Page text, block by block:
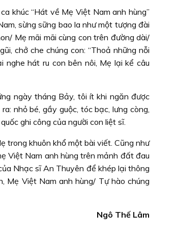
khúc “Hát về Mẹ Việt Nam anh hùng”
sừng sững bao la như một tượng đài
Mẹ mãi mãi cùng con trên đường dài/
chở che chúng con: “Thoả những nỗi
nghe hát ru con bên nôi, Mẹ lại kể câu
ngày tháng Bảy, tôi ít khi ngăn được
nhỏ bé, gầy guộc, tóc bạc, lưng còng,
ghi công của người con liệt sĩ.
trong khuôn khổ một bài viết. Cũng như
Việt Nam anh hùng trên mảnh đất đau
Nhạc sĩ An Thuyên để khép lại thông
Mẹ Việt Nam anh hùng/ Tự hào chúng
Ngô Thế Lâm